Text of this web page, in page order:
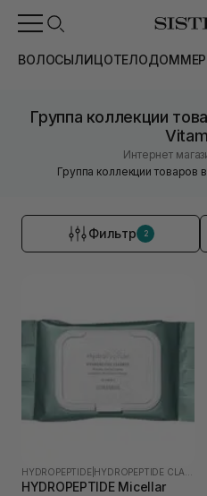
ВОЛОСЫЛИЦОТЕЛОДОМ
Группа коллекции
Интернет
Группа коллекции товаров
Фильтр 2
HYDROPEPTIDE
HYDROPEPTIDE Micellar